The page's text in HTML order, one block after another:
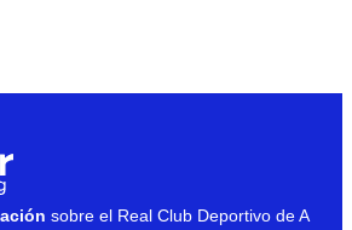
sobre el Real Club Deportivo de A